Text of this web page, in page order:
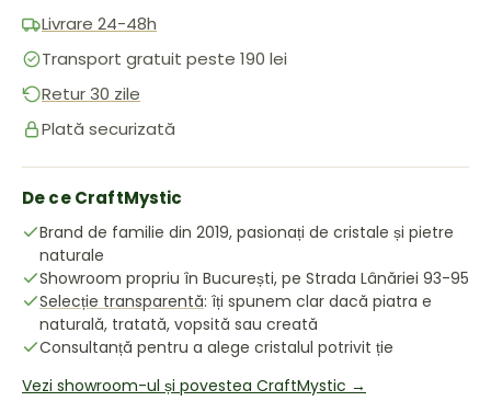
Livrare 24-48h
Transport gratuit peste 190 lei
Retur 30 zile
Plată securizată
De ce CraftMystic
Brand de familie din 2019, pasionați de cristale și pietre
naturale
Showroom propriu în București, pe Strada Lânăriei 93-95
Selecție transparentă: îți spunem clar dacă piatra e
naturală, tratată, vopsită sau creată
Consultanță pentru a alege cristalul potrivit ție
Vezi showroom-ul și povestea CraftMystic →